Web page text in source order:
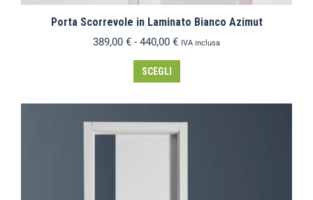
Porta Scorrevole in Laminato Bianco Azimut
389,00 € - 440,00 € IVA inclusa
SCEGLI